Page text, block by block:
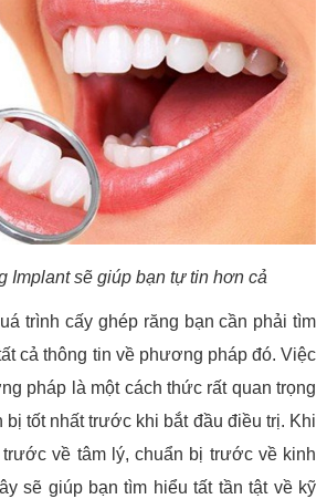
Implant sẽ giúp bạn tự tin hơn cả
trình cấy ghép răng bạn cần phải tìm
cả thông tin về phương pháp đó. Việc
pháp là một cách thức rất quan trọng
bị tốt nhất trước khi bắt đầu điều trị. Khi
về tâm lý, chuẩn bị trước về kinh
sẽ giúp bạn tìm hiểu tất tần tật về kỹ